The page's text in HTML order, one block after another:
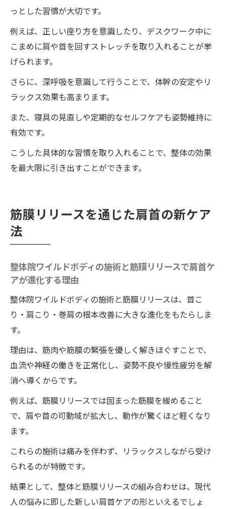
っとした習慣が大切です。
例えば、正しい座り方を意識したり、デスクワーク中に
こまめに肩や首を回すストレッチを取り入れることが挙
げられます。
さらに、深呼吸を意識して行うことで、体幹の安定やリ
ラックス効果も高まります。
また、寝具の見直しや定期的なセルフケアも姿勢維持に
有効です。
こうした具体的な習慣を取り入れることで、整体の効果
を最大限に引き出すことができます。
筋膜リリースを通じた肩首の新ケア
法
整体院ワイルドボディの施術と筋膜リリースで肩首ケ
アが進化する理由
整体院ワイルドボディの施術と筋膜リリースは、首こ
り・肩こり・巻肩の根本改善に大きな進化をもたらしま
す。
理由は、筋肉や筋膜の緊張を優しく解きほぐすことで、
血流や神経の働きを正常化し、姿勢不良や慢性疲労を解
消へ導くからです。
例えば、筋膜リリースでは固まった筋膜を緩めること
で、肩や首の可動域が拡大し、動作が驚くほど軽くなり
ます。
これらの施術は痛みを伴わず、リラックスしながら受け
られるのが特徴です。
結果として、整体と筋膜リリースの組み合わせは、現代
人の悩みに即した新しい肩首ケアの形といえるでしょ